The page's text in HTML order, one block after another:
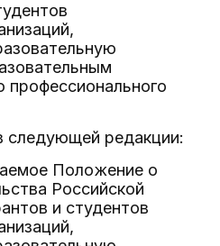
профессионального
следующей редакции:
Положение о
Российской
и студентов